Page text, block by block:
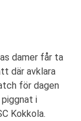
damer får ta
där avklara
för dagen
i
Kokkola.